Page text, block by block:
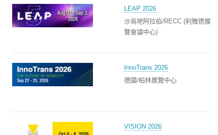
LEAP 2026
沙烏地阿拉伯/RECC (利雅德展
覽會議中心)
InnoTrans 2026
德國/柏林展覽中心
VISION 2026